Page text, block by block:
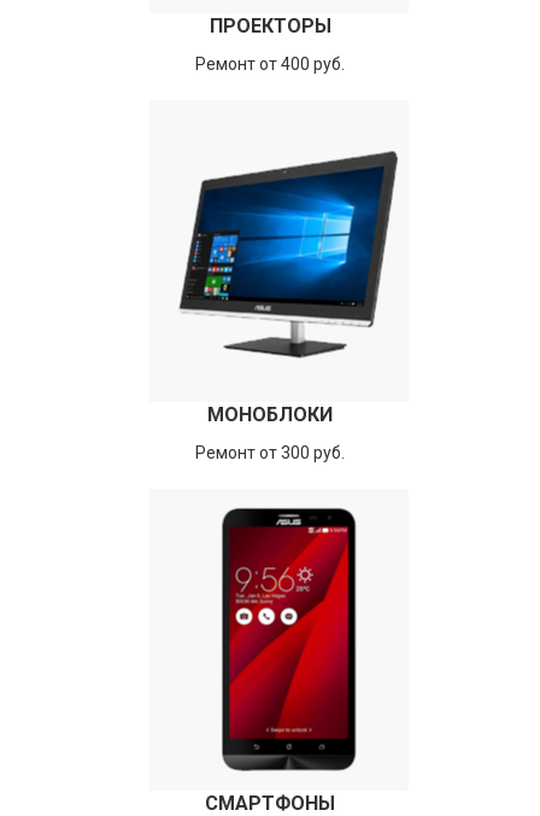
ПРОЕКТОРЫ
Ремонт от 400 руб.
МОНОБЛОКИ
Ремонт от 300 руб.
СМАРТФОНЫ